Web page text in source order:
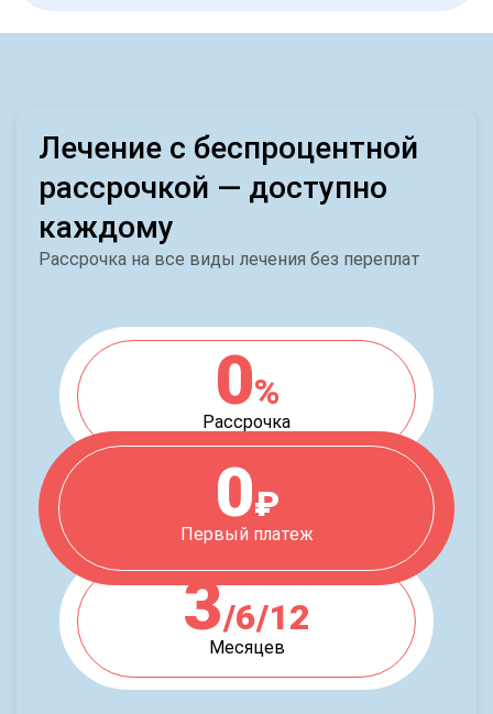
Лечение с беспроцентной
рассрочкой — доступно
каждому
Рассрочка на все виды лечения без переплат
0%
Рассрочка
0₽
Первый платеж
3/6/12
Месяцев